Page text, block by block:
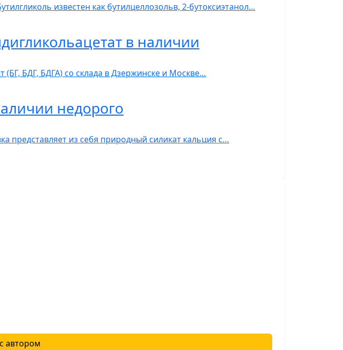
известен как бутилцеллозольв, 2-бутоксиэтанол…
в наличии
(БГ, БДГ, БДГА) со склада в Дзержинске и Москве…
недорого
представляет из себя природный силикат кальция с…
автором